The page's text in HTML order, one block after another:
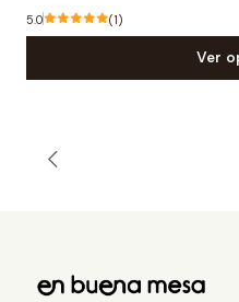
5.0 (1)
Ver